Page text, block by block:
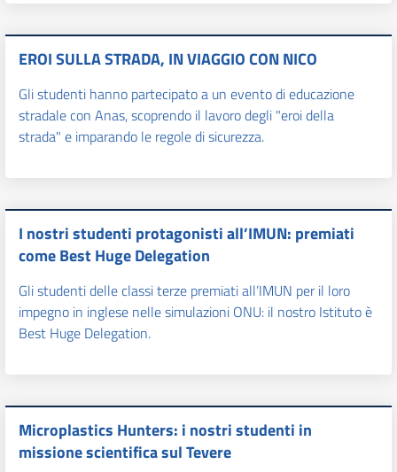
EROI SULLA STRADA, IN VIAGGIO CON NICO
Gli studenti hanno partecipato a un evento di educazione
stradale con Anas, scoprendo il lavoro degli "eroi della
strada" e imparando le regole di sicurezza.
I nostri studenti protagonisti all’IMUN: premiati
come Best Huge Delegation
Gli studenti delle classi terze premiati all’IMUN per il loro
impegno in inglese nelle simulazioni ONU: il nostro Istituto è
Best Huge Delegation.
Microplastics Hunters: i nostri studenti in
missione scientifica sul Tevere